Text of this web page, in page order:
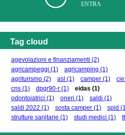
ENTRA
Tag cloud
agevolazioni e finanziamenti (2)
agricampeggi (1) agricamping (1)
agriturismo (2) asl (1) camper (1) cie
cns (1) dpgr90-r (1) eidas (1)
odontoiatrici (1) oneri (1) saldi (1)
saldi 2022 (1) sosta camper (1) spid
strutture sanitarie (1) studi medici (1)